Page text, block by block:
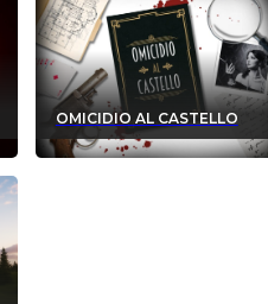
OMICIDIO AL CASTELLO